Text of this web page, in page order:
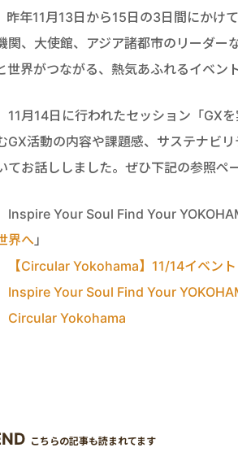
昨年11月13日から15日の3日間にかけ
関、大使館、アジア諸都市のリーダ
世界がつながる、熱気あふれるイベン
11月14日に行われたセッション「GX
GX活動の内容や課題感、サステナビ
てお話ししました。ぜひ下記の参照ペ
Inspire Your Soul Find Your
界へ 」
【Circular Yokohama】11/14イベン
Inspire Your Soul Find Your
Circular Yokohama
こちらの記事も読まれてます